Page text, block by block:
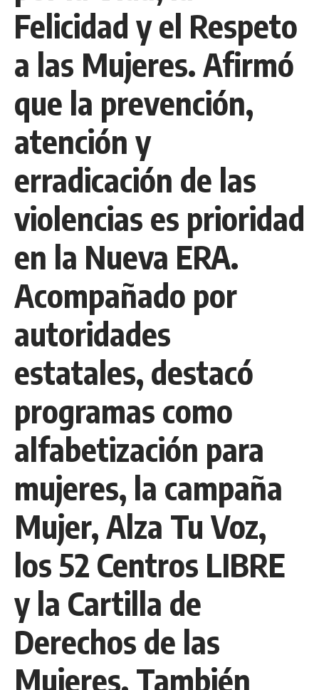
Felicidad y el Respeto
a las Mujeres. Afirmó
que la prevención,
atención y
erradicación de las
violencias es prioridad
en la Nueva ERA.
Acompañado por
autoridades
estatales, destacó
programas como
alfabetización para
mujeres, la campaña
Mujer, Alza Tu Voz,
los 52 Centros LIBRE
y la Cartilla de
Derechos de las
Mujeres. También